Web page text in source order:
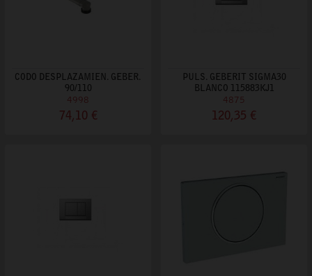
CODO DESPLAZAMIEN. GEBER.
90/110
4998
74,10 €
PULS. GEBERIT SIGMA30
BLANCO 115883KJ1
4875
120,35 €